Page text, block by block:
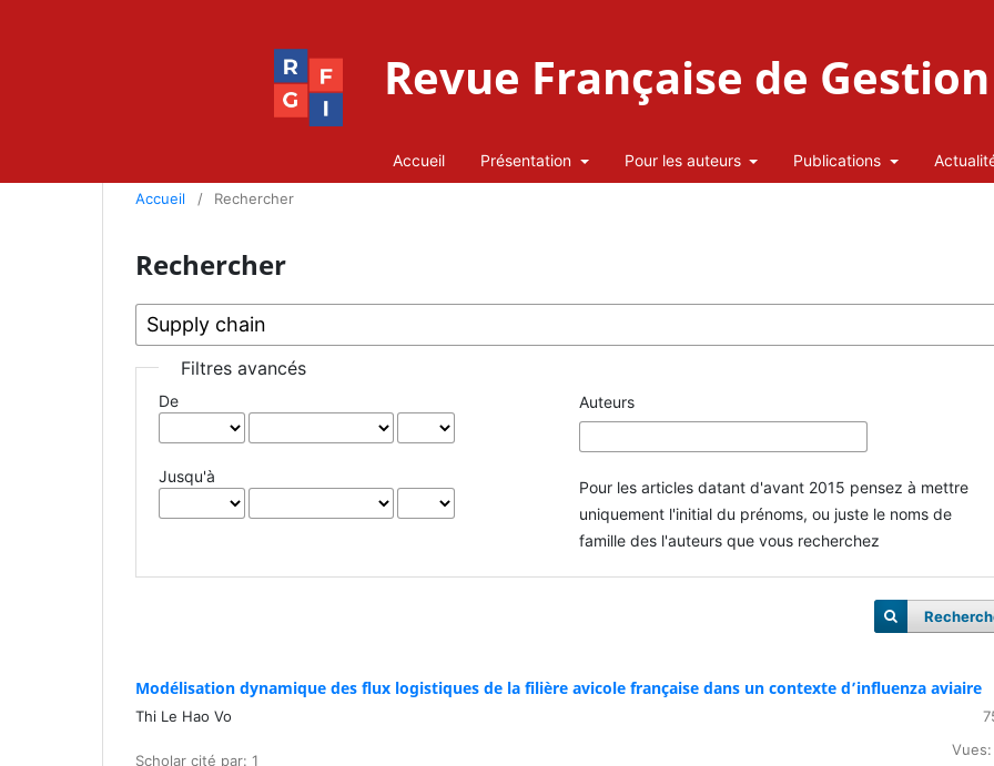
Revue Française de
Accueil Présentation Pour les auteurs Publications
Accueil / Rechercher
Rechercher
Filtres avancés
De
Jusqu'à
Auteurs
Pour les articles datant d'avant 2015 pensez à mettre
uniquement l'initial du prénoms, ou juste le noms de
famille des l'auteurs que vous recherchez
Modélisation dynamique des flux logistiques de la filière avicole française dans un contexte d’influenza aviaire
Thi Le Hao Vo
Scholar cité par: 1